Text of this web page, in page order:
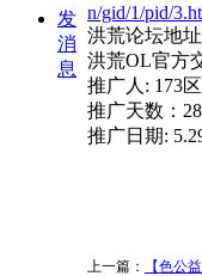
发
消
息
n/gid/1/pid/
洪荒论坛地
洪荒OL官方
推广人: 173
推广天数：28
推广日期:
上一篇：
【色公